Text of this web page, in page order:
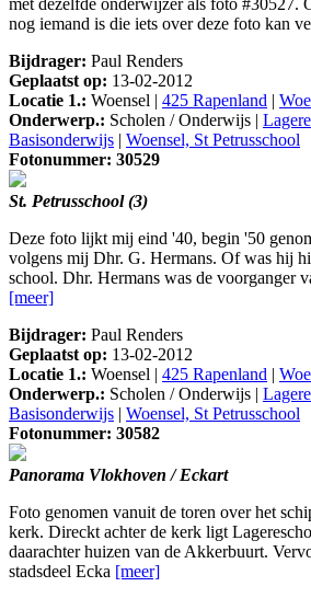
met dezelfde onderwijzer als foto #30527.
nog iemand is die iets over deze foto kan
Bijdrager: Paul Renders
Geplaatst op: 13-02-2012
Locatie 1.: Woensel | 425 Rapenland |
Onderwerp.: Scholen / Onderwijs |
Basisonderwijs | Woensel, St Petrusschool
Fotonummer: 30529
St. Petrusschool (3)
Deze foto lijkt mij eind '40, begin '50
volgens mij Dhr. G. Hermans. Of was hij
school. Dhr. Hermans was de voorganger
[meer]
Bijdrager: Paul Renders
Geplaatst op: 13-02-2012
Locatie 1.: Woensel | 425 Rapenland |
Onderwerp.: Scholen / Onderwijs |
Basisonderwijs | Woensel, St Petrusschool
Fotonummer: 30582
Panorama Vlokhoven / Eckart
Foto genomen vanuit de toren over het
kerk. Direckt achter de kerk ligt
daarachter huizen van de Akkerbuurt.
stadsdeel Ecka [meer]